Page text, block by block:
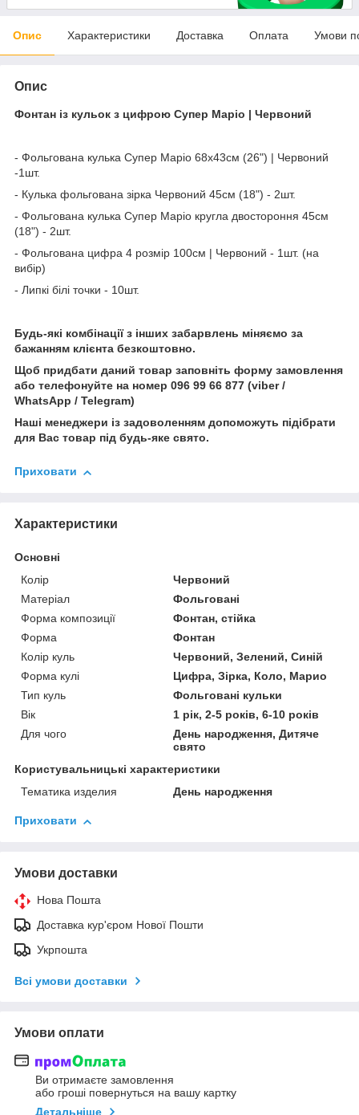
Опис Характеристики Доставка Оплата Умови
Опис
Фонтан із кульок з цифрою Супер Маріо | Червоний
- Фольгована кулька Супер Маріо 68х43см (26") | Червоний
-1шт.
- Кулька фольгована зірка Червоний 45см (18") - 2шт.
- Фольгована кулька Супер Маріо кругла двостороння 45см
(18") - 2шт.
- Фольгована цифра 4 розмір 100см | Червоний - 1шт. (на
вибір)
- Липкі білі точки - 10шт.
Будь-які комбінації з інших забарвлень міняємо за
бажанням клієнта безкоштовно.
Щоб придбати даний товар заповніть форму замовлення
або телефонуйте на номер 096 99 66 877 (viber /
WhatsApp / Telegram)
Наші менеджери із задоволенням допоможуть підібрати
для Вас товар під будь-яке свято.
Приховати
Характеристики
Основні
Колір
Червоний
Матеріал
Фольговані
Форма композиції
Фонтан, стійка
Форма
Фонтан
Колір куль
Червоний, Зелений, Синій
Форма кулі
Цифра, Зірка, Коло, Марио
Тип куль
Фольговані кульки
Вік
1 рік, 2-5 років, 6-10 років
Для чого
День народження, Дитяче
свято
Користувальницькі характеристики
Тематика изделия
День народження
Приховати
Умови доставки
Нова Пошта
Доставка кур'єром Нової Пошти
Укрпошта
Всі умови доставки
Умови оплати
Ви отримаєте замовлення
або гроші повернуться на вашу картку
Детальніше